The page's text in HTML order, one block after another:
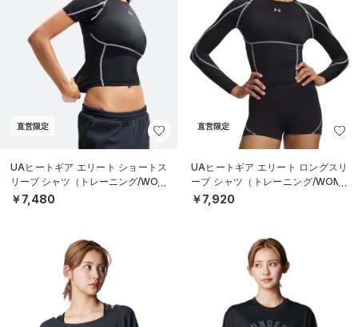
直営限定
UAヒートギア エリート ショートス
リーブ シャツ（トレーニング/WOM
EN）
￥7,480
直営限定
UAヒートギア エリート ロングスリ
ーブ シャツ（トレーニング/WOME
N）
￥7,920